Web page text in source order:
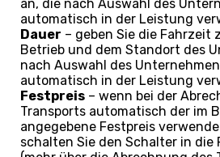
Eigenschaften
In diesem Abschnitt befinden
Erfassung der Daten über das
ausgewählten Eigenschaften im
Sie für die ausgewählte
weitere Daten erfassen
Liste der gewünschten
Untergruppeder Elemente.